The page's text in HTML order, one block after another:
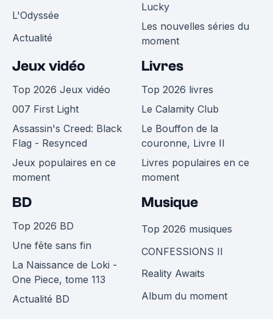
L'Odyssée
Actualité
Lucky
Les nouvelles séries du
moment
Jeux vidéo
Top 2026 Jeux vidéo
007 First Light
Assassin's Creed: Black
Flag - Resynced
Jeux populaires en ce
moment
Livres
Top 2026 livres
Le Calamity Club
Le Bouffon de la
couronne, Livre II
Livres populaires en ce
moment
BD
Top 2026 BD
Une fête sans fin
La Naissance de Loki -
One Piece, tome 113
Actualité BD
Musique
Top 2026 musiques
CONFESSIONS II
Reality Awaits
Album du moment